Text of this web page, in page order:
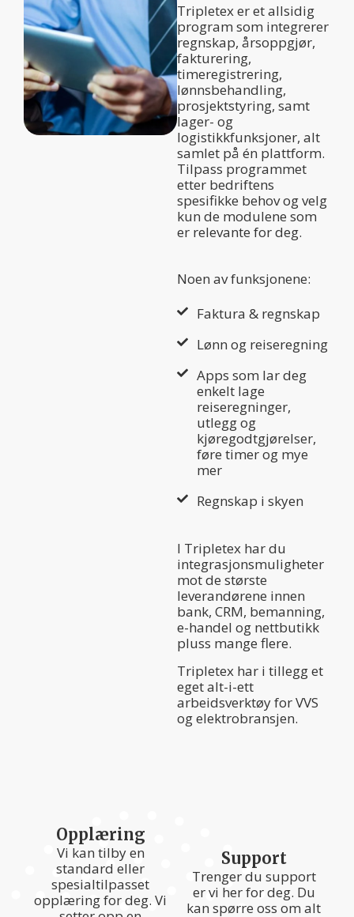
Tripletex er et allsidig
program som integrerer
regnskap, årsoppgjør,
fakturering,
timeregistrering,
lønnsbehandling,
prosjektstyring, samt
lager- og
logistikkfunksjoner, alt
samlet på én plattform.
Tilpass programmet
etter bedriftens
spesifikke behov og velg
kun de modulene som
er relevante for deg.
Noen av funksjonene:
Faktura & regnskap
Lønn og reiseregning
Apps som lar deg
enkelt lage
reiseregninger,
utlegg og
kjøregodtgjørelser,
føre timer og mye
mer
Regnskap i skyen
I Tripletex har du
integrasjonsmuligheter
mot de største
leverandørene innen
bank, CRM, bemanning,
e-handel og nettbutikk
pluss mange flere.
Tripletex har i tillegg et
eget alt-i-ett
arbeidsverktøy for VVS
og elektrobransjen.
Opplæring
Vi kan tilby en
standard eller
spesialtilpasset
opplæring for deg. Vi
Support
Trenger du support
er vi her for deg. Du
kan spørre oss om alt